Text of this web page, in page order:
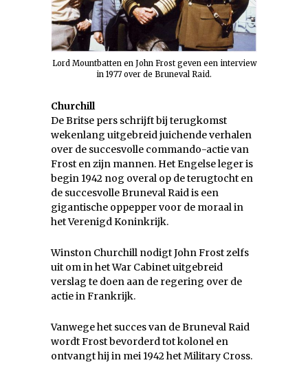
Lord Mountbatten en John Frost geven een interview
in 1977 over de Bruneval Raid.
Churchill
De Britse pers schrijft bij terugkomst
wekenlang uitgebreid juichende verhalen
over de succesvolle commando-actie van
Frost en zijn mannen. Het Engelse leger is
begin 1942 nog overal op de terugtocht en
de succesvolle Bruneval Raid is een
gigantische oppepper voor de moraal in
het Verenigd Koninkrijk.
Winston Churchill nodigt John Frost zelfs
uit om in het War Cabinet uitgebreid
verslag te doen aan de regering over de
actie in Frankrijk.
Vanwege het succes van de Bruneval Raid
wordt Frost bevorderd tot kolonel en
ontvangt hij in mei 1942 het Military Cross.